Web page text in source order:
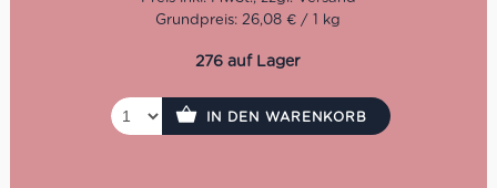
Grundpreis: 26,08 € / 1 kg
276 auf Lager
IN DEN WARENKORB